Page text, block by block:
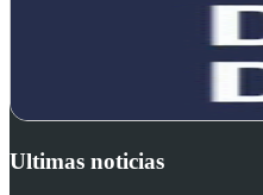
Ultimas noticias